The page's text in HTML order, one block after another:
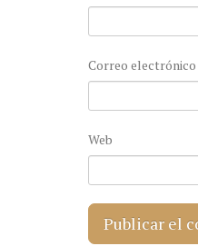
Correo electrónico
Web